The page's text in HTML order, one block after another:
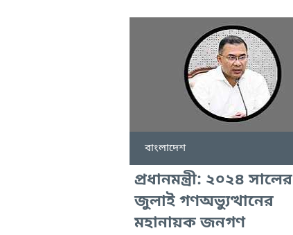
বাংলাদেশ
প্রধানমন্ত্রী: ২০২৪ সালের
জুলাই গণঅভ্যুত্থানের
মহানায়ক জনগণ